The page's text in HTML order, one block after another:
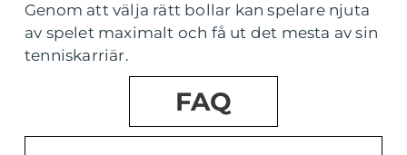
Genom att välja rätt bollar kan spelare njuta
av spelet maximalt och få ut det mesta av sin
tenniskarriär.
FAQ